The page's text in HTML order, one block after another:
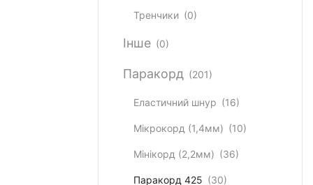
Тренчики (0)
Інше (0)
Паракорд (201)
Еластичний шнур (16)
Мікрокорд (1,4мм) (10)
Мінікорд (2,2мм) (36)
Паракорд 425 (30)